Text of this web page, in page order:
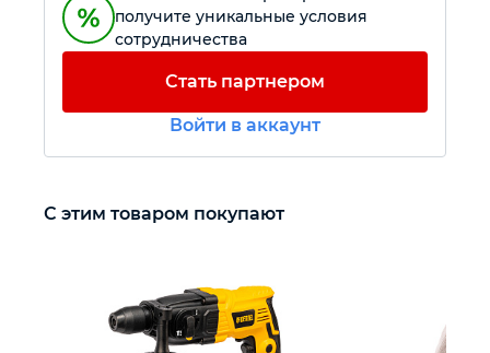
Автомобильный инструмент
Крепежный инструмент
Прочий инструмент
получите уникальные условия
сотрудничества
Стать партнером
Войти в аккаунт
С этим товаром покупают